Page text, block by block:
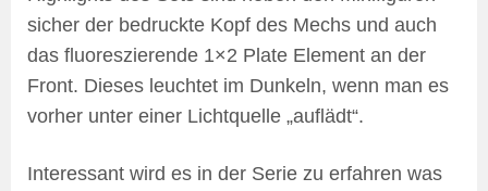
sicher der bedruckte Kopf des Mechs und auch
das fluoreszierende 1×2 Plate Element an der
Front. Dieses leuchtet im Dunkeln, wenn man es
vorher unter einer Lichtquelle „auflädt“.
Interessant wird es in der Serie zu erfahren was